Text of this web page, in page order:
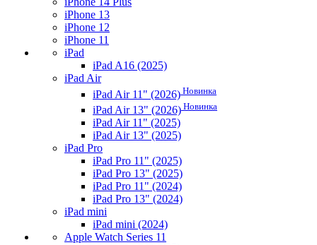
iPhone 13
iPhone 12
iPhone 11
iPad
iPad A16 (2025)
iPad Air
iPad Air 11" (2026) Новинка
iPad Air 13" (2026) Новинка
iPad Air 11" (2025)
iPad Air 13" (2025)
iPad Pro
iPad Pro 11" (2025)
iPad Pro 13" (2025)
iPad Pro 11" (2024)
iPad Pro 13" (2024)
iPad mini
iPad mini (2024)
Apple Watch Series 11